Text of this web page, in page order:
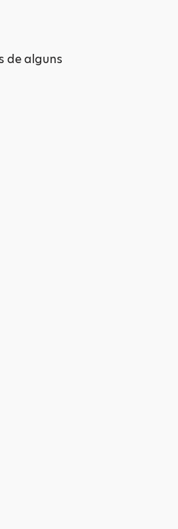
de alguns